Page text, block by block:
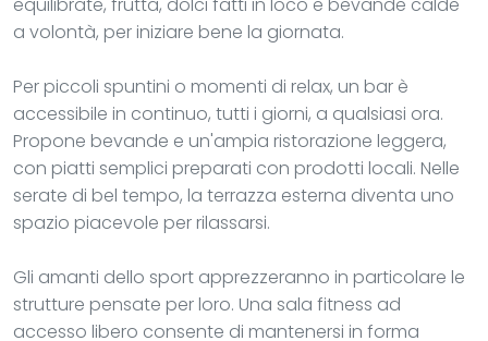
a volontà, per iniziare bene la giornata.
Per piccoli spuntini o momenti di relax, un bar è
accessibile in continuo, tutti i giorni, a qualsiasi ora.
Propone bevande e un'ampia ristorazione leggera,
con piatti semplici preparati con prodotti locali. Nelle
serate di bel tempo, la terrazza esterna diventa uno
spazio piacevole per rilassarsi.
Gli amanti dello sport apprezzeranno in particolare le
strutture pensate per loro. Una sala fitness ad
accesso libero consente di mantenersi in forma